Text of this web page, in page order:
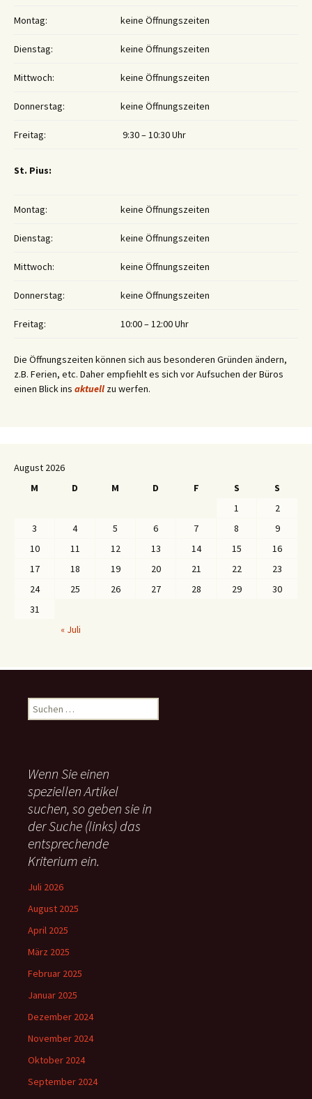
Montag: keine Öffnungszeiten
Dienstag: keine Öffnungszeiten
Mittwoch: keine Öffnungszeiten
Donnerstag: keine Öffnungszeiten
Freitag: 9:30 – 10:30 Uhr
St. Pius:
Montag: keine Öffnungszeiten
Dienstag: keine Öffnungszeiten
Mittwoch: keine Öffnungszeiten
Donnerstag: keine Öffnungszeiten
Freitag: 10:00 – 12:00 Uhr
Die Öffnungszeiten können sich aus besonderen Gründen ändern,
z.B. Ferien, etc. Daher empfiehlt es sich vor Aufsuchen der Büros
einen Blick ins aktuell zu werfen.
August 2026
M
D M D F S
S
1
2
3
4 5 6 7 8
9
10
11 12 13 14 15
16
17
18 19 20 21 22
23
24
25 26 27 28 29
30
31
« Juli
u
n
n
a
c
:
Wenn Sie einen
speziellen Artikel
suchen, so geben sie in
der Suche (links) das
entsprechende
Kriterium ein.
Juli 2026
August 2025
April 2025
März 2025
Februar 2025
Januar 2025
Dezember 2024
November 2024
Oktober 2024
September 2024